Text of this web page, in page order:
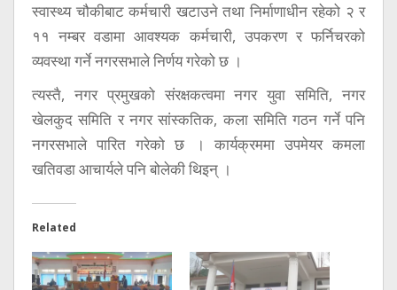
स्वास्थ्य चौकीबाट कर्मचारी खटाउने तथा निर्माणाधीन रहेको २ र
११ नम्बर वडामा आवश्यक कर्मचारी, उपकरण र फर्निचरको
व्यवस्था गर्ने नगरसभाले निर्णय गरेको छ ।
त्यस्तै, नगर प्रमुखको संरक्षकत्वमा नगर युवा समिति, नगर
खेलकुद समिति र नगर सांस्कतिक, कला समिति गठन गर्ने पनि
नगरसभाले पारित गरेको छ । कार्यक्रममा उपमेयर कमला
खतिवडा आचार्यले पनि बोलेकी थिइन् ।
Related